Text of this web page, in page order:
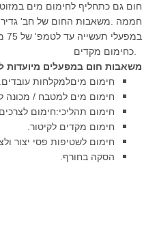
חום גם כתחליף לחימום מים
חממה
משאבות החום של חב'
כחימום מקדים
משאבות חום במפעלים מיועדות
חימום מיםלמקלחות עובדים
חימום מים למטבח / מכונה
חימום תהליכי:חימום
חימום מקדים לקיטור
חימום לשטיפות פסי יצור
הסקה בחורף